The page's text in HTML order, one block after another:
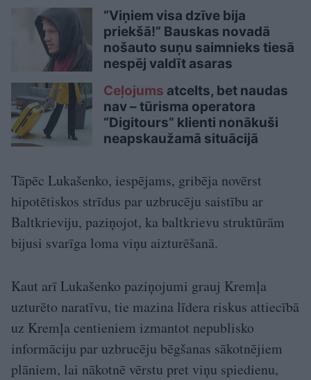
“Viņiem visa dzīve bija
priekšā!” Bauskas novadā
nošauto suņu saimnieks tiesā
nespēj valdīt asaras
Ceļojums atcelts, bet naudas
nav – tūrisma operatora
“Digitours” klienti nonākuši
neapskaužamā situācijā
Tāpēc Lukašenko, iespējams, gribēja novērst
hipotētiskos strīdus par uzbrucēju saistību ar
Baltkrieviju, paziņojot, ka baltkrievu struktūrām
bijusi svarīga loma viņu aizturēšanā.
Kaut arī Lukašenko paziņojumi grauj Kremļa
uzturēto naratīvu, tie mazina līdera riskus attiecībā
uz Kremļa centieniem izmantot nepublisko
informāciju par uzbrucēju bēgšanas sākotnējiem
plāniem, lai nākotnē vērstu pret viņu spiedienu,